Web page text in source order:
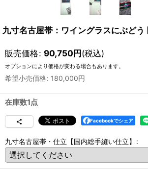
九寸名古屋帯：ワイングラスにぶどう
販売価格: 90,750円(税込)
オプションにより価格が変わる場合もあります。
希望小売価格: 180,000円
在庫数1点
Facebookでシェア
九寸名古屋帯・仕立【国内総手縫い仕立】 :